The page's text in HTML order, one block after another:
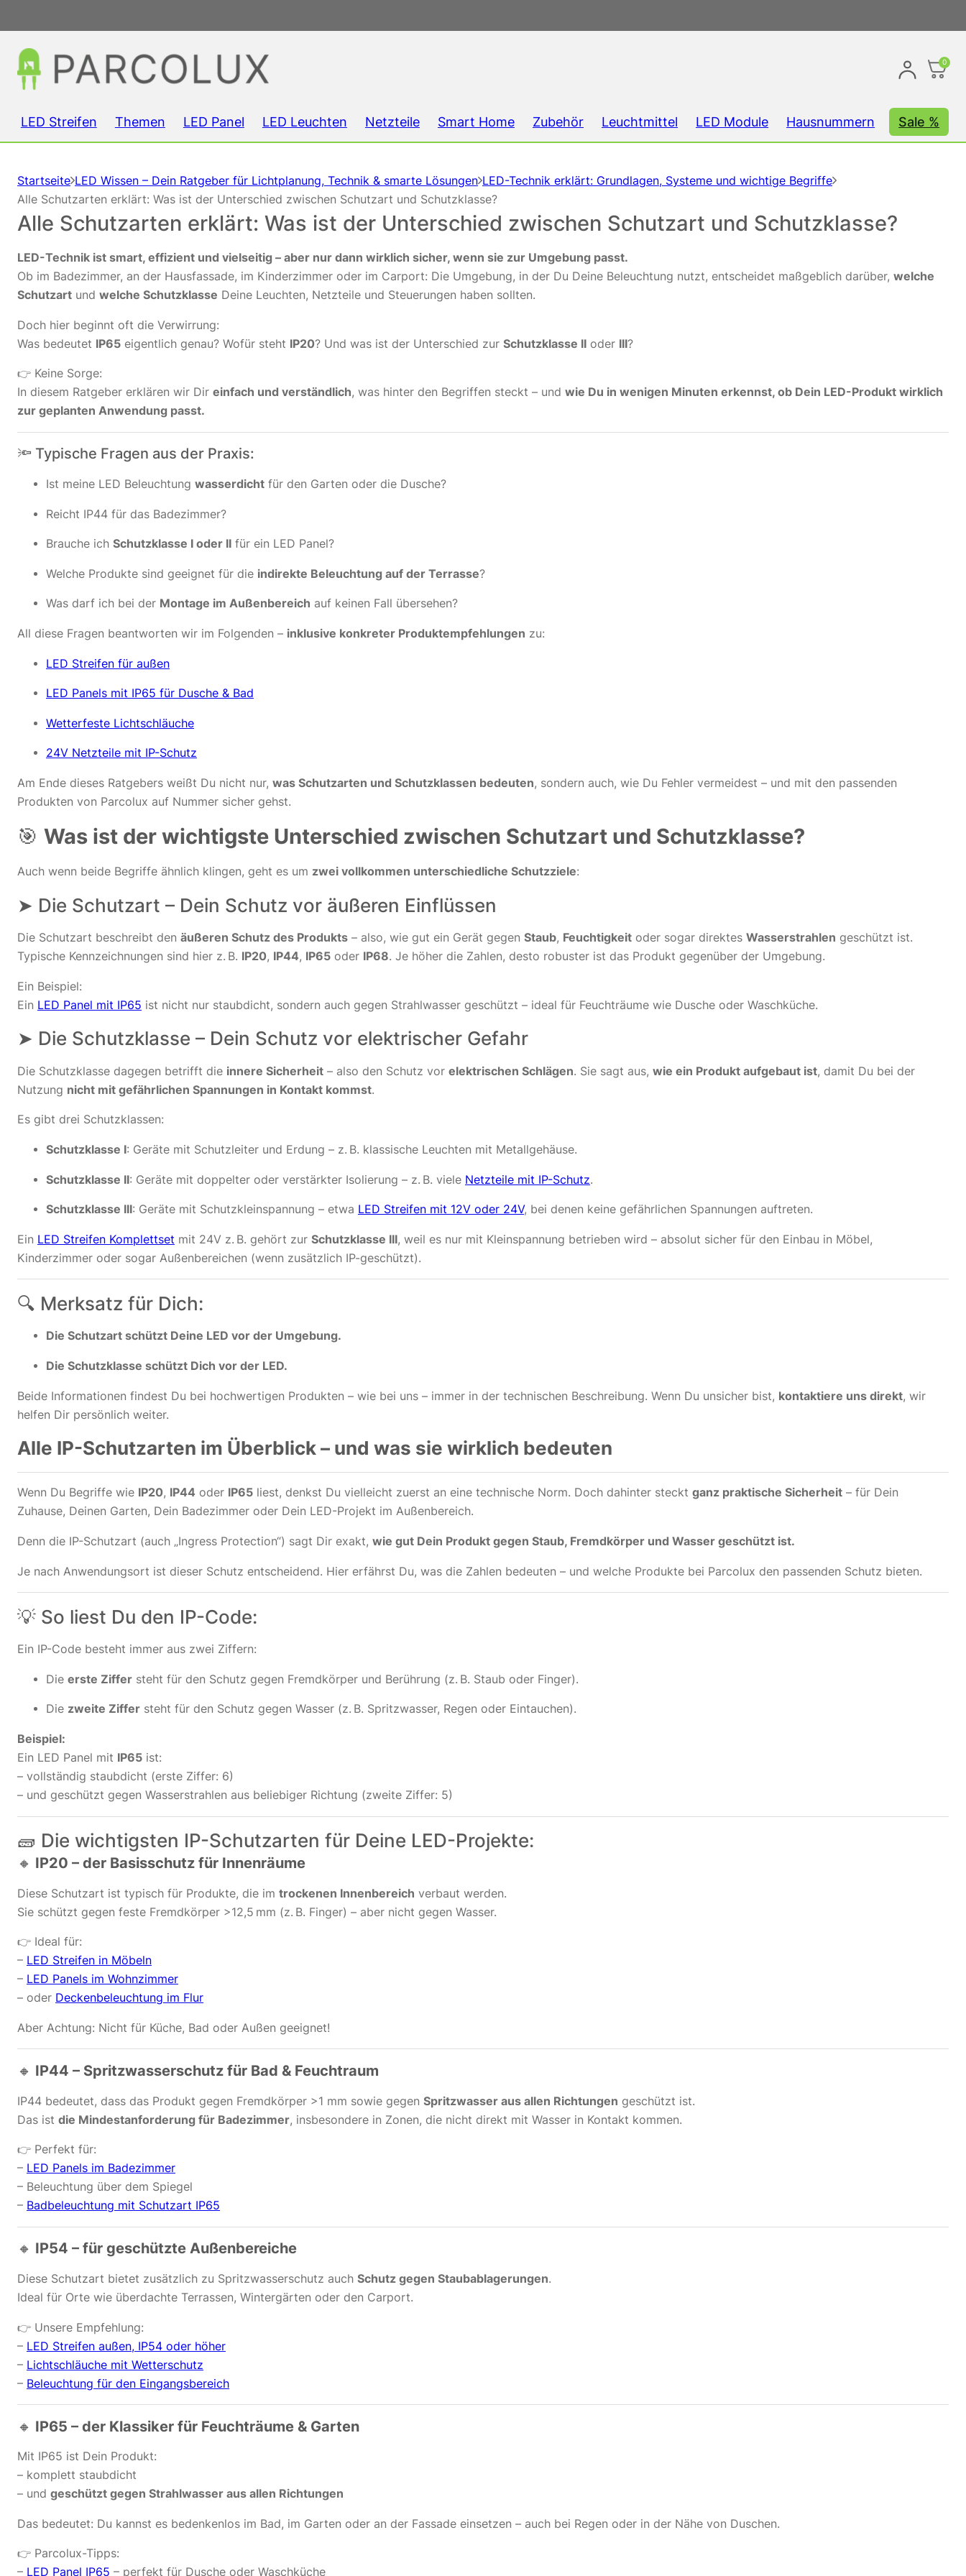
0
LED Streifen Themen LED Panel LED Leuchten Netzteile Smart Home Zubehör Leuchtmittel LED Module Hausnummern Sale %
Startseite LED Wissen – Dein Ratgeber für Lichtplanung, Technik & smarte Lösungen LED-Technik erklärt: Grundlagen, Systeme und wichtige Begriffe
Alle Schutzarten erklärt: Was ist der Unterschied zwischen Schutzart und Schutzklasse?
Alle Schutzarten erklärt: Was ist der Unterschied zwischen Schutzart und Schutzklasse?
LED-Technik ist smart, effizient und vielseitig – aber nur dann wirklich sicher, wenn sie zur Umgebung passt.
Ob im Badezimmer, an der Hausfassade, im Kinderzimmer oder im Carport: Die Umgebung, in der Du Deine Beleuchtung nutzt, entscheidet maßgeblich darüber, welche
Schutzart und welche Schutzklasse Deine Leuchten, Netzteile und Steuerungen haben sollten.
Doch hier beginnt oft die Verwirrung:
Was bedeutet IP65 eigentlich genau? Wofür steht IP20? Und was ist der Unterschied zur Schutzklasse II oder III?
👉 Keine Sorge:
In diesem Ratgeber erklären wir Dir einfach und verständlich, was hinter den Begriffen steckt – und wie Du in wenigen Minuten erkennst, ob Dein LED-Produkt wirklich
zur geplanten Anwendung passt.
🔦 Typische Fragen aus der Praxis:
Ist meine LED Beleuchtung wasserdicht für den Garten oder die Dusche?
Reicht IP44 für das Badezimmer?
Brauche ich Schutzklasse I oder II für ein LED Panel?
Welche Produkte sind geeignet für die indirekte Beleuchtung auf der Terrasse?
Was darf ich bei der Montage im Außenbereich auf keinen Fall übersehen?
All diese Fragen beantworten wir im Folgenden – inklusive konkreter Produktempfehlungen zu:
LED Streifen für außen
LED Panels mit IP65 für Dusche & Bad
Wetterfeste Lichtschläuche
24V Netzteile mit IP-Schutz
Am Ende dieses Ratgebers weißt Du nicht nur, was Schutzarten und Schutzklassen bedeuten, sondern auch, wie Du Fehler vermeidest – und mit den passenden
Produkten von Parcolux auf Nummer sicher gehst.
🎯 Was ist der wichtigste Unterschied zwischen Schutzart und Schutzklasse?
Auch wenn beide Begriffe ähnlich klingen, geht es um zwei vollkommen unterschiedliche Schutzziele:
➤ Die Schutzart – Dein Schutz vor äußeren Einflüssen
Die Schutzart beschreibt den äußeren Schutz des Produkts – also, wie gut ein Gerät gegen Staub, Feuchtigkeit oder sogar direktes Wasserstrahlen geschützt ist.
Typische Kennzeichnungen sind hier z. B. IP20, IP44, IP65 oder IP68. Je höher die Zahlen, desto robuster ist das Produkt gegenüber der Umgebung.
Ein Beispiel:
Ein LED Panel mit IP65 ist nicht nur staubdicht, sondern auch gegen Strahlwasser geschützt – ideal für Feuchträume wie Dusche oder Waschküche.
➤ Die Schutzklasse – Dein Schutz vor elektrischer Gefahr
Die Schutzklasse dagegen betrifft die innere Sicherheit – also den Schutz vor elektrischen Schlägen. Sie sagt aus, wie ein Produkt aufgebaut ist, damit Du bei der
Nutzung nicht mit gefährlichen Spannungen in Kontakt kommst.
Es gibt drei Schutzklassen:
Schutzklasse I: Geräte mit Schutzleiter und Erdung – z. B. klassische Leuchten mit Metallgehäuse.
Schutzklasse II: Geräte mit doppelter oder verstärkter Isolierung – z. B. viele Netzteile mit IP-Schutz.
Schutzklasse III: Geräte mit Schutzkleinspannung – etwa LED Streifen mit 12V oder 24V, bei denen keine gefährlichen Spannungen auftreten.
Ein LED Streifen Komplettset mit 24V z. B. gehört zur Schutzklasse III, weil es nur mit Kleinspannung betrieben wird – absolut sicher für den Einbau in Möbel,
Kinderzimmer oder sogar Außenbereichen (wenn zusätzlich IP-geschützt).
🔍 Merksatz für Dich:
Die Schutzart schützt Deine LED vor der Umgebung.
Die Schutzklasse schützt Dich vor der LED.
Beide Informationen findest Du bei hochwertigen Produkten – wie bei uns – immer in der technischen Beschreibung. Wenn Du unsicher bist, kontaktiere uns direkt, wir
helfen Dir persönlich weiter.
Alle IP-Schutzarten im Überblick – und was sie wirklich bedeuten
Wenn Du Begriffe wie IP20, IP44 oder IP65 liest, denkst Du vielleicht zuerst an eine technische Norm. Doch dahinter steckt ganz praktische Sicherheit – für Dein
Zuhause, Deinen Garten, Dein Badezimmer oder Dein LED-Projekt im Außenbereich.
Denn die IP-Schutzart (auch „Ingress Protection“) sagt Dir exakt, wie gut Dein Produkt gegen Staub, Fremdkörper und Wasser geschützt ist.
Je nach Anwendungsort ist dieser Schutz entscheidend. Hier erfährst Du, was die Zahlen bedeuten – und welche Produkte bei Parcolux den passenden Schutz bieten.
💡 So liest Du den IP-Code:
Ein IP-Code besteht immer aus zwei Ziffern:
Die erste Ziffer steht für den Schutz gegen Fremdkörper und Berührung (z. B. Staub oder Finger).
Die zweite Ziffer steht für den Schutz gegen Wasser (z. B. Spritzwasser, Regen oder Eintauchen).
Beispiel:
Ein LED Panel mit IP65 ist:
– vollständig staubdicht (erste Ziffer: 6)
– und geschützt gegen Wasserstrahlen aus beliebiger Richtung (zweite Ziffer: 5)
🧱 Die wichtigsten IP-Schutzarten für Deine LED-Projekte:
🔸 IP20 – der Basisschutz für Innenräume
Diese Schutzart ist typisch für Produkte, die im trockenen Innenbereich verbaut werden.
Sie schützt gegen feste Fremdkörper >12,5 mm (z. B. Finger) – aber nicht gegen Wasser.
👉 Ideal für:
– LED Streifen in Möbeln
– LED Panels im Wohnzimmer
– oder Deckenbeleuchtung im Flur
Aber Achtung: Nicht für Küche, Bad oder Außen geeignet!
🔸 IP44 – Spritzwasserschutz für Bad & Feuchtraum
IP44 bedeutet, dass das Produkt gegen Fremdkörper >1 mm sowie gegen Spritzwasser aus allen Richtungen geschützt ist.
Das ist die Mindestanforderung für Badezimmer, insbesondere in Zonen, die nicht direkt mit Wasser in Kontakt kommen.
👉 Perfekt für:
– LED Panels im Badezimmer
– Beleuchtung über dem Spiegel
– Badbeleuchtung mit Schutzart IP65
🔸 IP54 – für geschützte Außenbereiche
Diese Schutzart bietet zusätzlich zu Spritzwasserschutz auch Schutz gegen Staubablagerungen.
Ideal für Orte wie überdachte Terrassen, Wintergärten oder den Carport.
👉 Unsere Empfehlung:
– LED Streifen außen, IP54 oder höher
– Lichtschläuche mit Wetterschutz
– Beleuchtung für den Eingangsbereich
🔸 IP65 – der Klassiker für Feuchträume & Garten
Mit IP65 ist Dein Produkt:
– komplett staubdicht
– und geschützt gegen Strahlwasser aus allen Richtungen
Das bedeutet: Du kannst es bedenkenlos im Bad, im Garten oder an der Fassade einsetzen – auch bei Regen oder in der Nähe von Duschen.
👉 Parcolux-Tipps:
– LED Panel IP65 – perfekt für Dusche oder Waschküche